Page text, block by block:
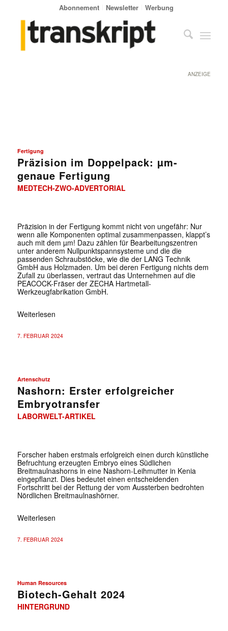
Abonnement Newsletter Werbung
ANZEIGE
Fertigung
Präzision im Doppelpack: µm-
genaue Fertigung
MEDTECH-ZWO-ADVERTORIAL
Präzision in der Fertigung kommt nicht von ungefähr: Nur
wenn alle Komponenten optimal zusammenpassen, klappt’s
auch mit dem µm! Dazu zählen für Bearbeitungszentren
unter anderem Nullpunktspannsysteme und die die
passenden Schraubstöcke, wie die der LANG Technik
GmbH aus Holzmaden. Um bei deren Fertigung nichts dem
Zufall zu überlassen, vertraut das Unternehmen auf die
PEACOCK-Fräser der ZECHA Hartmetall-
Werkzeugfabrikation GmbH.
Weiterlesen
7. FEBRUAR 2024
Artenschutz
Nashorn: Erster erfolgreicher
Embryotransfer
LABORWELT-ARTIKEL
Forscher haben erstmals erfolgreich einen durch künstliche
Befruchtung erzeugten Embryo eines Südlichen
Breitmaulnashorns in eine Nashorn-Leihmutter in Kenia
eingepflanzt. Dies bedeutet einen entscheidenden
Fortschritt bei der Rettung der vom Aussterben bedrohten
Nördlichen Breitmaulnashörner.
Weiterlesen
7. FEBRUAR 2024
Human Resources
Biotech-Gehalt 2024
HINTERGRUND